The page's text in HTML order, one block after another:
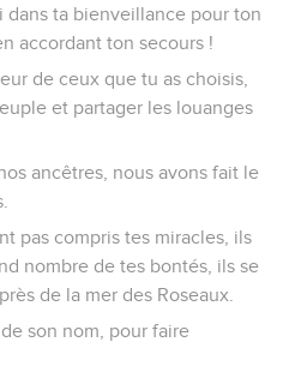
dans ta bienveillance pour ton
accordant ton secours !
de ceux que tu as choisis,
et partager les louanges
ancêtres, nous avons fait le
pas compris tes miracles, ils
nombre de tes bontés, ils se
de la mer des Roseaux.
son nom, pour faire